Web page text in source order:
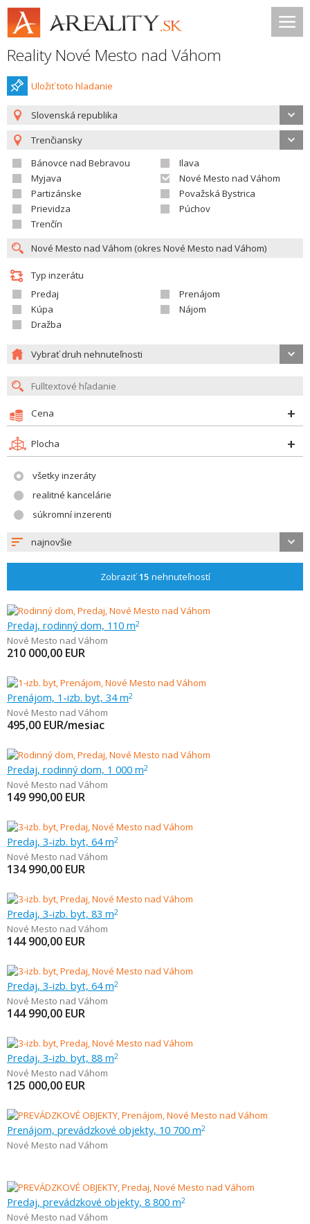
Reality Nové Mesto nad Váhom
Uložiť toto hladanie
Slovenská republika
Trenčiansky
Bánovce nad Bebravou
Ilava
Myjava
Nové Mesto nad Váhom
Partizánske
Považská Bystrica
Prievidza
Púchov
Trenčín
Typ inzerátu
Predaj
Prenájom
Kúpa
Nájom
Dražba
Vybrať druh nehnuteľnosti
Cena
Plocha
všetky inzeráty
realitné kancelárie
súkromní inzerenti
najnovšie
Zobraziť15 nehnuteľností
Predaj, rodinný dom, 110 m2
Nové Mesto nad Váhom
210 000,00 EUR
Prenájom, 1-izb. byt, 34 m2
Nové Mesto nad Váhom
495,00 EUR/mesiac
Predaj, rodinný dom, 1 000 m2
Nové Mesto nad Váhom
149 990,00 EUR
Predaj, 3-izb. byt, 64 m2
Nové Mesto nad Váhom
134 990,00 EUR
Predaj, 3-izb. byt, 83 m2
Nové Mesto nad Váhom
144 900,00 EUR
Predaj, 3-izb. byt, 64 m2
Nové Mesto nad Váhom
144 990,00 EUR
Predaj, 3-izb. byt, 88 m2
Nové Mesto nad Váhom
125 000,00 EUR
Prenájom, prevádzkové objekty, 10 700 m2
Nové Mesto nad Váhom
Predaj, prevádzkové objekty, 8 800 m2
Nové Mesto nad Váhom